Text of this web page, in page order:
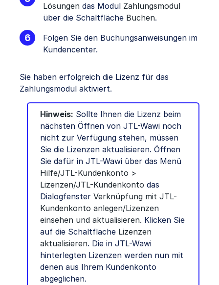
Lösungen das Modul Zahlungsmodul
über die Schaltfläche Buchen.
Folgen Sie den Buchungsanweisungen im
Kundencenter.
Sie haben erfolgreich die Lizenz für das
Zahlungsmodul aktiviert.
Hinweis: Sollte Ihnen die Lizenz beim
nächsten Öffnen von JTL-Wawi noch
nicht zur Verfügung stehen, müssen
Sie die Lizenzen aktualisieren. Öffnen
Sie dafür in JTL-Wawi über das Menü
Hilfe/JTL-Kundenkonto >
Lizenzen/JTL-Kundenkonto das
Dialogfenster Verknüpfung mit JTL-
Kundenkonto anlegen/Lizenzen
einsehen und aktualisieren. Klicken Sie
auf die Schaltfläche Lizenzen
aktualisieren. Die in JTL-Wawi
hinterlegten Lizenzen werden nun mit
denen aus Ihrem Kundenkonto
abgeglichen.